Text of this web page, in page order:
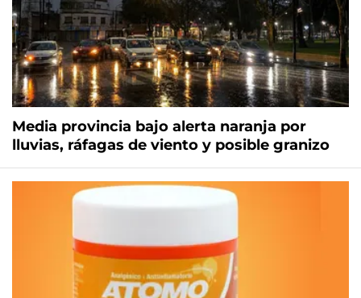
Media provincia bajo alerta naranja por
lluvias, ráfagas de viento y posible granizo